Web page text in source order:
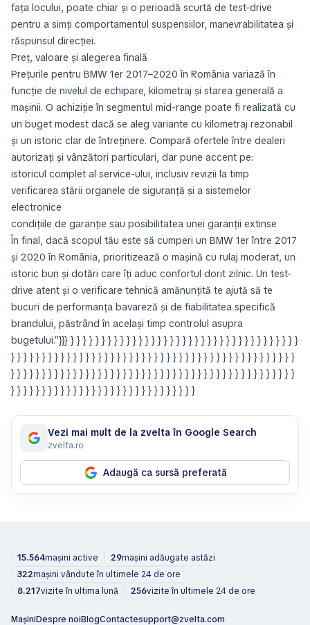
fața locului, poate chiar și o perioadă scurtă de test-drive
pentru a simți comportamentul suspensiilor, manevrabilitatea și
răspunsul direcției.
Preț, valoare și alegerea finală
Prețurile pentru BMW 1er 2017–2020 în România variază în
funcție de nivelul de echipare, kilometraj și starea generală a
mașinii. O achiziție în segmentul mid-range poate fi realizată cu
un buget modest dacă se aleg variante cu kilometraj rezonabil
și un istoric clar de întreținere. Compară ofertele între dealeri
autorizați și vânzători particulari, dar pune accent pe:
istoricul complet al service-ului, inclusiv revizii la timp
verificarea stării organele de siguranță și a sistemelor
electronice
condițiile de garanție sau posibilitatea unei garanții extinse
În final, dacă scopul tău este să cumperi un BMW 1er între 2017
și 2020 în România, prioritizează o mașină cu rulaj moderat, un
istoric bun și dotări care îți aduc confortul dorit zilnic. Un test-
drive atent și o verificare tehnică amănunțită te ajută să te
bucuri de performanța bavareză și de fiabilitatea specifică
brandului, păstrând în același timp controlul asupra
bugetului.”}}} } } } } } } } } } } } } } } } } } } } } } } } } } } } } } } } } } } } } }
} } } } } } } } } } } } } } } } } } } } } } } } } } } } } } } } } } } } } } } } } } } } } }
} } } } } } } } } } } } } } } } } } } } } } } } } } } } } } } } } } } } } } } } } } } } } }
} } } } } } } } } } } } } } } } } } } } } } } } } } } } } }
Vezi mai mult de la zvelta în Google Search
zvelta.ro
Adaugă ca sursă preferată
15.564mașini active 29mașini adăugate astăzi
322mașini vândute în ultimele 24 de ore
8.217vizite în ultima lună 256vizite în ultimele 24 de ore
MașiniDespre noiBlogContactesupport@zvelta.com